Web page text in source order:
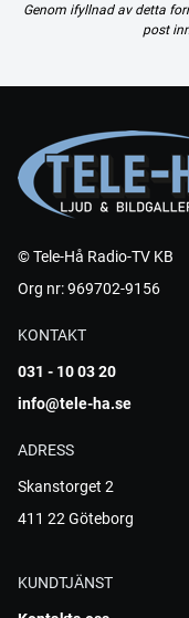
Genom ifyllnad av detta
post
© Tele-Hå Radio-TV KB
Org nr: 969702-9156
KONTAKT
031 - 10 03 20
info@tele-ha.se
ADRESS
Skanstorget 2
411 22 Göteborg
KUNDTJÄNST